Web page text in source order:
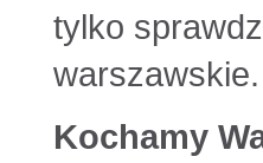
tylko
warszawskie.
Kochamy